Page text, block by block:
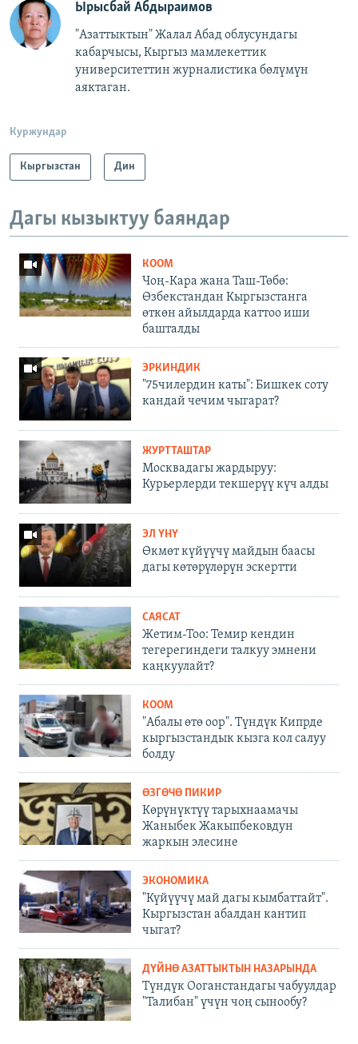
Ырысбай Абдыраимов
"Азаттыктын" Жалал Абад облусундагы
кабарчысы, Кыргыз мамлекеттик
университеттин журналистика бөлүмүн
аяктаган.
Куржундар
Кыргызстан Дин
Дагы кызыктуу баяндар
КООМ
Чоң-Кара жана Таш-Төбө:
Өзбекстандан Кыргызстанга
өткөн айылдарда каттоо иши
башталды
ЭРКИНДИК
"75чилердин каты": Бишкек соту
кандай чечим чыгарат?
ЖУРТТАШТАР
Москвадагы жардыруу:
Курьерлерди текшерүү күч алды
ЭЛ ҮНҮ
Өкмөт күйүүчү майдын баасы
дагы көтөрүлөрүн эскертти
САЯСАТ
Жетим-Тоо: Темир кендин
тегерегиндеги талкуу эмнени
каңкуулайт?
КООМ
"Абалы өтө оор". Түндүк Кипрде
кыргызстандык кызга кол салуу
болду
ӨЗГӨЧӨ ПИКИР
Көрүнүктүү тарыхнаамачы
Жаныбек Жакыпбековдун
жаркын элесине
ЭКОНОМИКА
"Күйүүчү май дагы кымбаттайт".
Кыргызстан абалдан кантип
чыгат?
ДҮЙНӨ АЗАТТЫКТЫН НАЗАРЫНДА
Түндүк Ооганстандагы чабуулдар
"Талибан" үчүн чоң сынообу?